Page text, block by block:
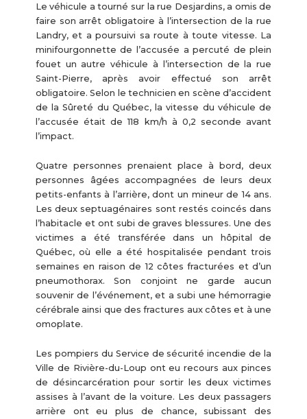
Le véhicule a tourné sur la rue Desjardins, a omis de
faire son arrêt obligatoire à l’intersection de la rue
Landry, et a poursuivi sa route à toute vitesse. La
minifourgonnette de l’accusée a percuté de plein
fouet un autre véhicule à l’intersection de la rue
Saint-Pierre, après avoir effectué son arrêt
obligatoire. Selon le technicien en scène d’accident
de la Sûreté du Québec, la vitesse du véhicule de
l’accusée était de 118 km/h à 0,2 seconde avant
l’impact.
Quatre personnes prenaient place à bord, deux
personnes âgées accompagnées de leurs deux
petits-enfants à l’arrière, dont un mineur de 14 ans.
Les deux septuagénaires sont restés coincés dans
l’habitacle et ont subi de graves blessures. Une des
victimes a été transférée dans un hôpital de
Québec, où elle a été hospitalisée pendant trois
semaines en raison de 12 côtes fracturées et d’un
pneumothorax. Son conjoint ne garde aucun
souvenir de l’événement, et a subi une hémorragie
cérébrale ainsi que des fractures aux côtes et à une
omoplate.
Les pompiers du Service de sécurité incendie de la
Ville de Rivière-du-Loup ont eu recours aux pinces
de désincarcération pour sortir les deux victimes
assises à l’avant de la voiture. Les deux passagers
arrière ont eu plus de chance, subissant des